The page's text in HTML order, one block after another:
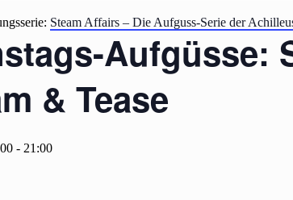
Steam Affairs – Die Aufguss-Serie der
Aufgüsse:
& Tease
- 21:00